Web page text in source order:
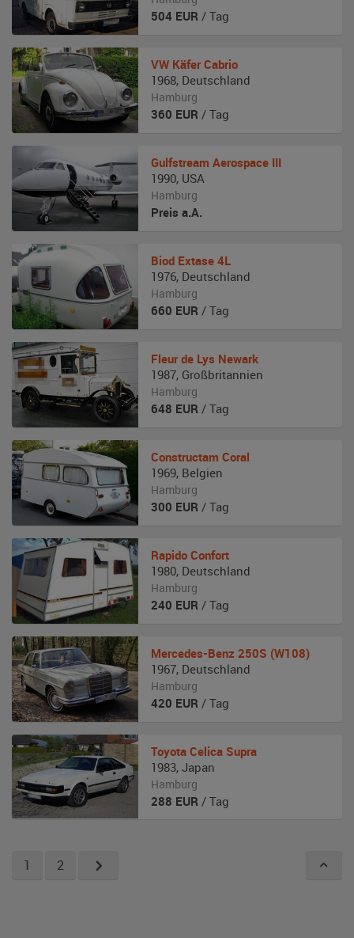
504 EUR / Tag
VW Käfer Cabrio
1968, Deutschland
Hamburg
360 EUR / Tag
Gulfstream Aerospace III
1990, USA
Hamburg
Preis a.A.
Biod Extase 4L
1976, Deutschland
Hamburg
660 EUR / Tag
Fleur de Lys Newark
1987, Großbritannien
Hamburg
648 EUR / Tag
Constructam Coral
1969, Belgien
Hamburg
300 EUR / Tag
Rapido Confort
1980, Deutschland
Hamburg
240 EUR / Tag
Mercedes-Benz 250S (W108)
1967, Deutschland
Hamburg
420 EUR / Tag
Toyota Celica Supra
1983, Japan
Hamburg
288 EUR / Tag
1 2